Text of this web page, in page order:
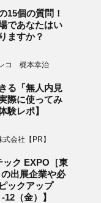
15個の質問！
であなたはい
ますか？
レコ 梶本幸治
る「無人内見
際に使ってみ
験レポ】
会社【PR】
ック EXPO［東
出展企業や必
ックアップ
12（金）】